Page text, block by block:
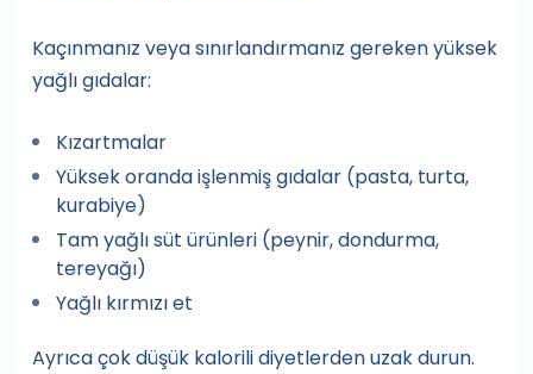
Kaçınmanız veya sınırlandırmanız gereken yüksek
yağlı gıdalar:
Kızartmalar
Yüksek oranda işlenmiş gıdalar (pasta, turta,
kurabiye)
Tam yağlı süt ürünleri (peynir, dondurma,
tereyağı)
Yağlı kırmızı et
Ayrıca çok düşük kalorili diyetlerden uzak durun.